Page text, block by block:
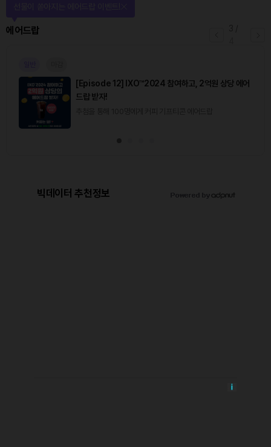
에어드랍
[Episode 12] IXO™2024 참여하고, 2억원 상당 에어
드랍 받자!
빅데이터 추천정보